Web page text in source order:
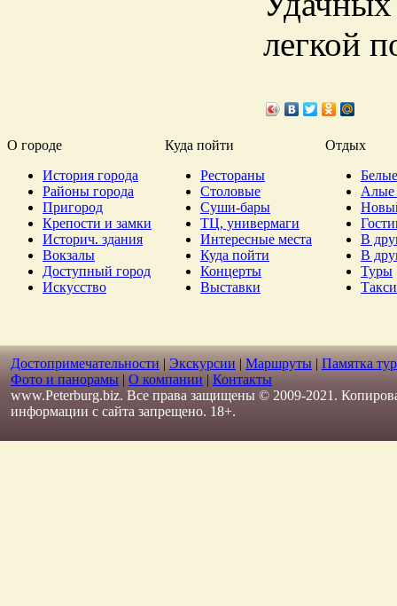
легкой
О городе Куда пойти
Отдых
История города
Районы города
Пригород
Крепости и замки
Историч. здания
Вокзалы
Доступный город
Искусство
Рестораны
Столовые
Суши-бары
ТЦ, универмаги
Интересные места
Куда пойти
Концерты
Выставки
Алые
В
В
Туры
Такси
Достопримечательности | Экскурсии | Маршруты | Памятка
Фото и панорамы | О компании | Контакты
www.Peterburg.biz. Все права защищены © 2009-2021.
информации с сайта запрещено. 18+.